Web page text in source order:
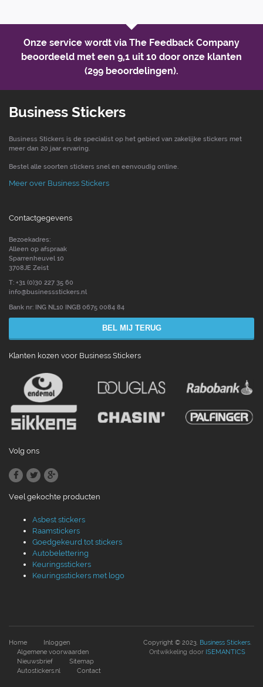
Onze service wordt via The Feedback Company
beoordeeld met een 9,1 uit 10 door onze klanten
(299 beoordelingen).
Business Stickers
Business Stickers is de specialist op het gebied van zakelijke stickers met
meer dan 20 jaar ervaring.
Bestel alle soorten stickers snel en eenvoudig online.
Meer over Business Stickers
Contactgegevens
Bezoekadres:
Alleen op afspraak
Sparrenheuvel 10
3708JE Zeist
T: +31 (0)30 227 35 60
info@businessstickers.nl
Bank nr: ING NL10 INGB 0675 0084 84
BEL MIJ TERUG
Klanten kozen voor Business Stickers
Volg ons
Veel gekochte producten
Asbest stickers
Raamstickers
Goedgekeurd tot stickers
Autobelettering
Keuringsstickers
Keuringsstickers met logo
Home
Inloggen
Algemene voorwaarden
Nieuwsbrief
Sitemap
Autostickers.nl
Contact
Copyright © 2023. Business Stickers.
Ontwikkeling door ISEMANTICS